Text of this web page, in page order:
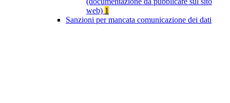
web) 1
Sanzioni per mancata comunicazione dei dati